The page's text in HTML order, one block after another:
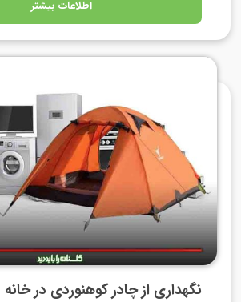
اطلاعات بیشتر
نگهداری از چادر کوهنوردی در خانه